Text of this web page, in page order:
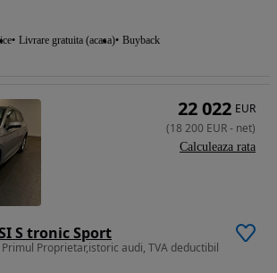
Livrare gratuita (acasa) Buyback
S tronic Sport
Primul Proprietar,istoric audi, TVA deductibil
22 022 EUR
(18 200 EUR- net)
Calculeaza rata